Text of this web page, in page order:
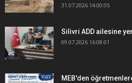
31.07.2026 14:00:05
Silivri ADD ailesine
09.07.2026 16:08:01
MEB'den